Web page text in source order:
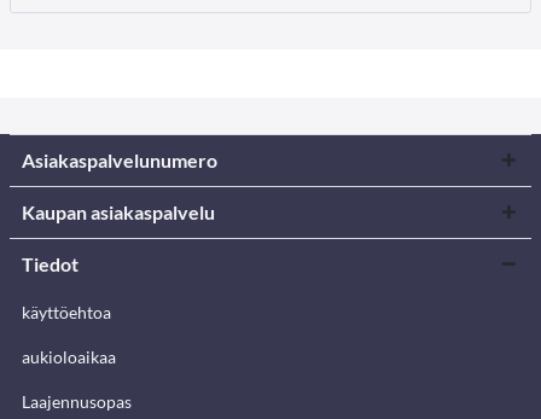
Asiakaspalvelunumero
Kaupan asiakaspalvelu
Tiedot
käyttöehtoa
aukioloaikaa
Laajennusopas